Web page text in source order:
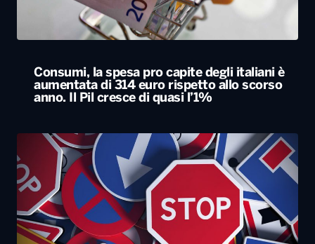
Consumi, la spesa pro capite degli italiani è
aumentata di 314 euro rispetto allo scorso
anno. Il Pil cresce di quasi l’1%